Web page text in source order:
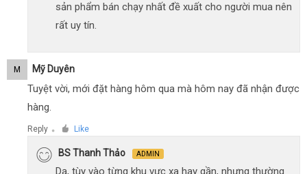
sản phẩm bán chạy nhất đề xuất cho người mua nên
rất uy tín.
M Mỹ Duyên
Tuyệt vời, mới đặt hàng hôm qua mà hôm nay đã nhận được
hàng.
Reply ● Like
BS Thanh Thảo ADMIN
Dạ, tùy vào từng khu vực xa hay gần, nhưng thường